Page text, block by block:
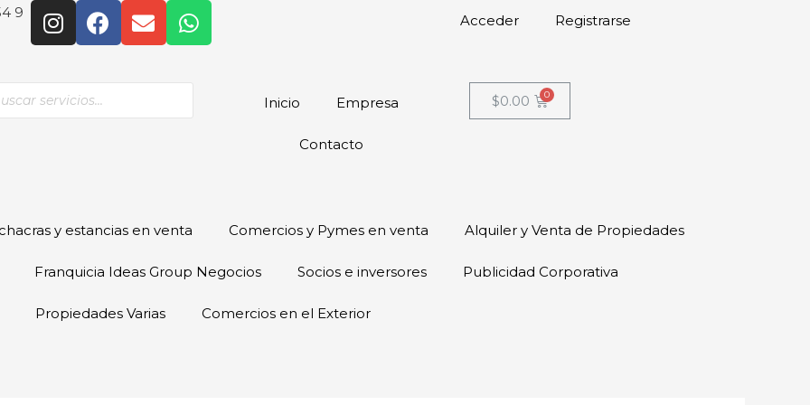
9 Acceder Registrarse
Inicio Empresa
Contacto
$0.00
y estancias en venta Comercios y Pymes en venta Alquiler y Venta de Propiedades
Franquicia Ideas Group Negocios Socios e inversores Publicidad Corporativa
Propiedades Varias Comercios en el Exterior